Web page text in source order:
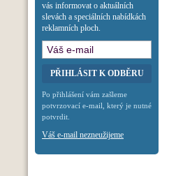
vás informovat o aktuálních
slevách a speciálních nabídkách
reklamních ploch.
Po přihlášení vám zašleme
potvrzovací e-mail, který je nutné
potvrdit.
Váš e-mail nezneužijeme